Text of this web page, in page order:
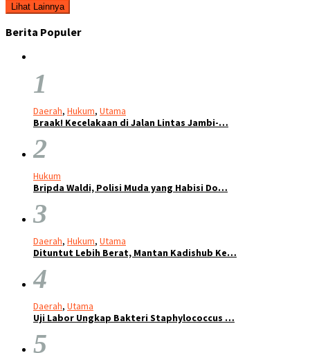
Lihat Lainnya
Berita Populer
1
Daerah, Hukum, Utama
Braak! Kecelakaan di Jalan Lintas Jambi-…
2
Hukum
Bripda Waldi, Polisi Muda yang Habisi Do…
3
Daerah, Hukum, Utama
Dituntut Lebih Berat, Mantan Kadishub Ke…
4
Daerah, Utama
Uji Labor Ungkap Bakteri Staphylococcus …
5